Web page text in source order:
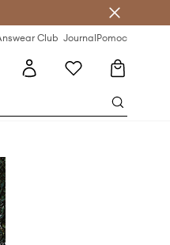
Club JournalPomoc